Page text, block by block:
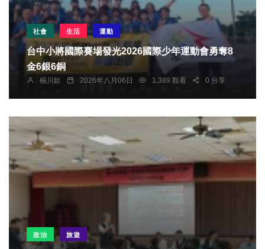
社會 生活 運動
台中小將國際賽場發光2026國際少年運動會勇奪8
金6銀6銅
楊川欽 2026年八月06日 1,389 觀看 0 分享
政治 旅遊